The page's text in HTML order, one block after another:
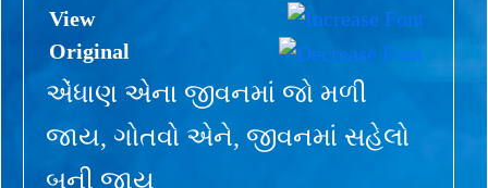
View
Original
એંધાણ એના જીવનમાં જો મળી
જાય, ગોતવો એને, જીવનમાં સહેલો
બની જાય